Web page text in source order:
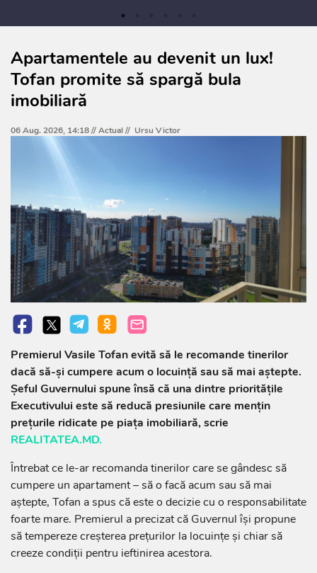
Apartamentele au devenit un lux!
Tofan promite să spargă bula
imobiliară
06 Aug. 2026, 14:18 //Actual// Ursu Victor
Premierul Vasile Tofan evită să le recomande tinerilor
dacă să-și cumpere acum o locuință sau să mai aștepte.
Șeful Guvernului spune însă că una dintre prioritățile
Executivului este să reducă presiunile care mențin
prețurile ridicate pe piața imobiliară, scrie
REALITATEA.MD.
Întrebat ce le-ar recomanda tinerilor care se gândesc să
cumpere un apartament – să o facă acum sau să mai
aștepte, Tofan a spus că este o decizie cu o responsabilitate
foarte mare. Premierul a precizat că Guvernul își propune
să tempereze creșterea prețurilor la locuințe și chiar să
creeze condiții pentru ieftinirea acestora.